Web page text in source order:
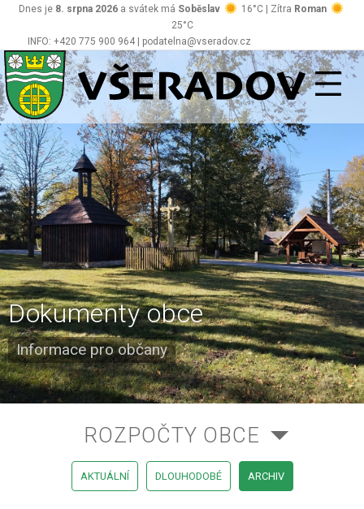
INFO: +420 775 900 964 | podatelna@vseradov.cz
Dnes je 8. srpna 2026 a svátek má Soběslav 16°C | Zítra Roman
25°C
Všeradov
Dokumenty obce
Informace pro občany
ROZPOČTY OBCE
AKTUÁLNÍ DLOUHODOBÉ ARCHIV